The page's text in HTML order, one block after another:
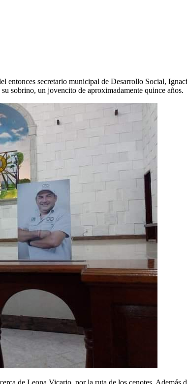
entonces secretario municipal de Desarrollo Social,
sobrino, un jovencito de aproximadamente quince años.
de Leona Vicario, por la ruta de los cenotes. Además